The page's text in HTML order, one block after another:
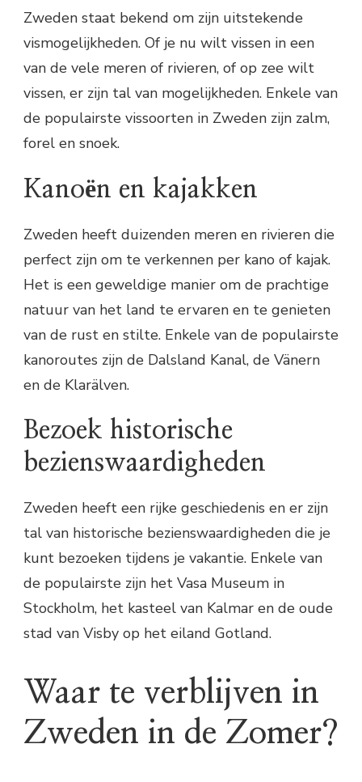
Zweden staat bekend om zijn uitstekende
vismogelijkheden. Of je nu wilt vissen in een
van de vele meren of rivieren, of op zee wilt
vissen, er zijn tal van mogelijkheden. Enkele van
de populairste vissoorten in Zweden zijn zalm,
forel en snoek.
Kanoën en kajakken
Zweden heeft duizenden meren en rivieren die
perfect zijn om te verkennen per kano of kajak.
Het is een geweldige manier om de prachtige
natuur van het land te ervaren en te genieten
van de rust en stilte. Enkele van de populairste
kanoroutes zijn de Dalsland Kanal, de Vänern
en de Klarälven.
Bezoek historische
bezienswaardigheden
Zweden heeft een rijke geschiedenis en er zijn
tal van historische bezienswaardigheden die je
kunt bezoeken tijdens je vakantie. Enkele van
de populairste zijn het Vasa Museum in
Stockholm, het kasteel van Kalmar en de oude
stad van Visby op het eiland Gotland.
Waar te verblijven in
Zweden in de Zomer?